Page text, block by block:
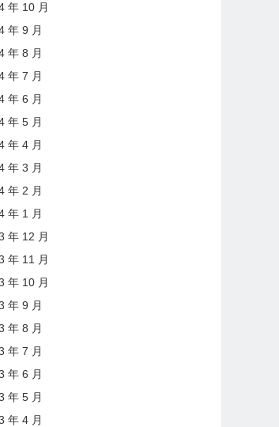
年 10 月
年 9 月
年 8 月
年 7 月
年 6 月
年 5 月
年 4 月
年 3 月
年 2 月
年 1 月
年 12 月
年 11 月
年 10 月
年 9 月
年 8 月
年 7 月
年 6 月
年 5 月
年 4 月